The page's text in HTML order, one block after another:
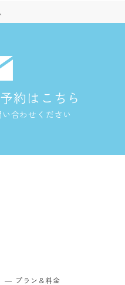
約はこちら
合わせください
プラン＆料金